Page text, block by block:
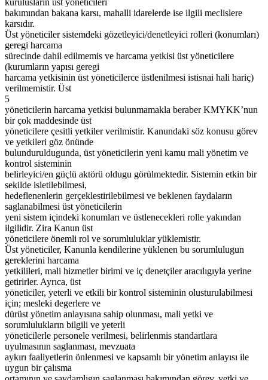
bakımından bakana karsı, mahalli idarelerde ise ilgili meclislere
karsıdır.
Üst yöneticiler sistemdeki gözetleyici/denetleyici rolleri (konumları)
geregi harcama
sürecinde dahil edilmemis ve harcama yetkisi üst yöneticilere
(kurumların yapısı geregi
harcama yetkisinin üst yöneticilerce üstlenilmesi istisnai hali hariç)
verilmemistir. Üst
5
yöneticilerin harcama yetkisi bulunmamakla beraber KMYKK’nun
bir çok maddesinde üst
yöneticilere çesitli yetkiler verilmistir. Kanundaki söz konusu görev
ve yetkileri göz önünde
bulunduruldugunda, üst yöneticilerin yeni kamu mali yönetim ve
kontrol sisteminin
belirleyici/en güçlü aktörü oldugu görülmektedir. Sistemin etkin bir
sekilde isletilebilmesi,
hedeflenenlerin gerçeklestirilebilmesi ve beklenen faydaların
saglanabilmesi üst yöneticilerin
yeni sistem içindeki konumları ve üstlenecekleri rolle yakından
ilgilidir. Zira Kanun üst
yöneticilere önemli rol ve sorumluluklar yüklemistir.
Üst yöneticiler, Kanunla kendilerine yüklenen bu sorumlulugun
gereklerini harcama
yetkilileri, mali hizmetler birimi ve iç denetçiler aracılıgıyla yerine
getirirler. Ayrıca, üst
yöneticiler, yeterli ve etkili bir kontrol sisteminin olusturulabilmesi
için; mesleki degerlere ve
dürüst yönetim anlayısına sahip olunması, mali yetki ve
sorumlulukların bilgili ve yeterli
yöneticilerle personele verilmesi, belirlenmis standartlara
uyulmasının saglanması, mevzuata
aykırı faaliyetlerin önlenmesi ve kapsamlı bir yönetim anlayısı ile
uygun bir çalısma